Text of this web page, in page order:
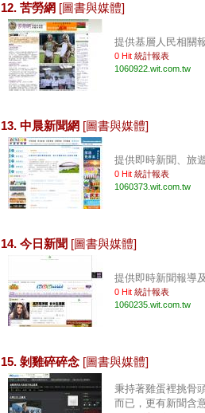
12. 苦勞網 [圖書與媒體]
提供基層人民相關
0 Hit 統計報表
1060922.wit.com.tw
13. 中晨新聞網 [圖書與媒體]
提供即時新聞、旅
0 Hit 統計報表
1060373.wit.com.tw
14. 今日新聞 [圖書與媒體]
提供即時新聞報導
0 Hit 統計報表
1060235.wit.com.tw
15. 剝雞碎碎念 [圖書與媒體]
秉持著雞蛋裡挑骨
而已，更有新聞含